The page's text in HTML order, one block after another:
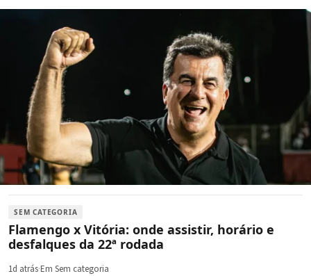
SEM CATEGORIA
Flamengo x Vitória: onde assistir, horário e
desfalques da 22ª rodada
1d atrás·Em Sem categoria